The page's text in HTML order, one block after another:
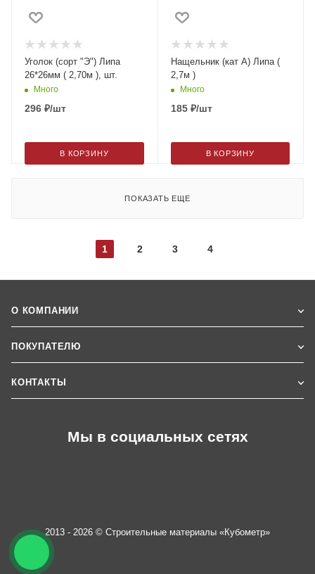
Уголок (сорт "Э") Липа
26*26мм ( 2,70м ), шт.
Много
296 ₽/шт
В КОРЗИНУ
Нащельник (кат А) Липа (
2,7м )
Много
185₽/шт
В КОРЗИНУ
ПОКАЗАТЬ ЕЩЕ
1 2 3 4
О КОМПАНИИ
ПОКУПАТЕЛЮ
КОНТАКТЫ
Мы в социальных сетях
2013 - 2026 © Строительные материалы «Кубометр»